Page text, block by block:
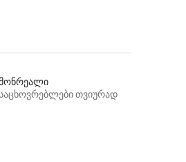
საცხოვრებლები თვიურად